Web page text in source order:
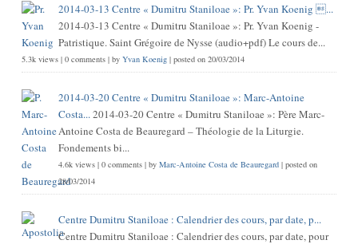
2014-03-13 Centre « Dumitru Staniloae »: Pr. Yvan Koenig ...
2014-03-13 Centre « Dumitru Staniloae »: Pr. Yvan Koenig -
Patristique. Saint Grégoire de Nysse (audio+pdf) Le cours de...
5.3k views| 0 comments| by Yvan Koenig| posted on 20/03/2014
2014-03-20 Centre « Dumitru Staniloae »: Marc-Antoine
Costa...2014-03-20 Centre « Dumitru Staniloae »: Père Marc-
Antoine Costa de Beauregard – Théologie de la Liturgie.
Fondements bi...
4.6k views| 0 comments| by Marc-Antoine Costa de Beauregard| posted on
28/03/2014
Centre Dumitru Staniloae : Calendrier des cours, par date, p...
Centre Dumitru Staniloae : Calendrier des cours, par date, pour